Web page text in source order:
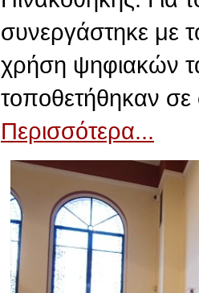
συνεργάστηκε με
χρήση ψηφιακών
τοποθετήθηκαν σε
Περισσότερα...